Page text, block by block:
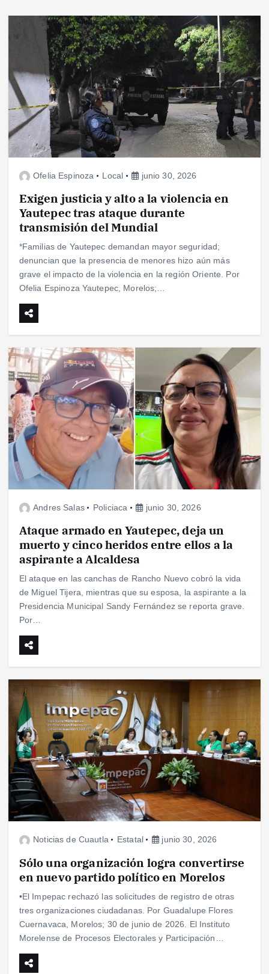
Ofelia Espinoza Local junio 30, 2026
Exigen justicia y alto a la violencia en
Yautepec tras ataque durante
transmisión del Mundial
*Familias de Yautepec demandan mayor seguridad;
denuncian que la presencia de menores hizo aún más
grave el impacto de la violencia en la región Oriente. Por
Ofelia Espinoza Yautepec, Morelos;…
Andres Salas Policiaca junio 30, 2026
Ataque armado en Yautepec, deja un
muerto y cinco heridos entre ellos a la
aspirante a Alcaldesa
El ataque en las canchas de Rancho Nuevo cobró la vida
de Miguel Tijera, mientras que su esposa, la aspirante a la
Presidencia Municipal Sandy Fernández se reporta grave.
Por…
Noticias de Cuautla Estatal junio 30, 2026
Sólo una organización logra convertirse
en nuevo partido político en Morelos
•El Impepac rechazó las solicitudes de registro de otras
tres organizaciones ciudadanas. Por Guadalupe Flores
Cuernavaca, Morelos; 30 de junio de 2026. El Instituto
Morelense de Procesos Electorales y Participación…